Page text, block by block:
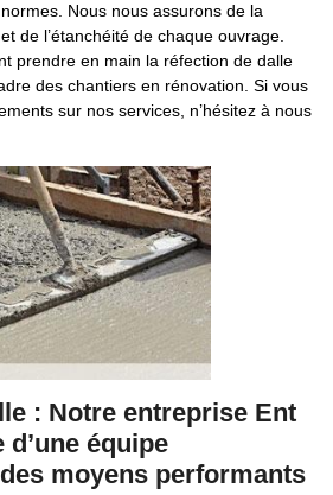
Nous nous assurons de la
de l’étanchéité de chaque ouvrage.
prendre en main la réfection de dalle
des chantiers en rénovation. Si vous
sur nos services, n’hésitez à nous
: Notre entreprise Ent
équipe
moyens performants